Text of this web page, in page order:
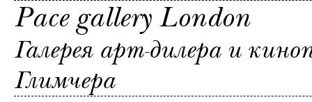
Pace gallery London
Галерея арт-дилера и
Глимчера